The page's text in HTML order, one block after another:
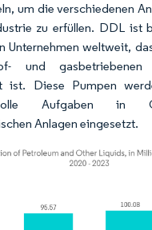
um die verschiedenen
zu erfüllen. DDL ist
Unternehmen weltweit,
und gasbetriebenen
ist. Diese Pumpen
Aufgaben in
Anlagen eingesetzt.